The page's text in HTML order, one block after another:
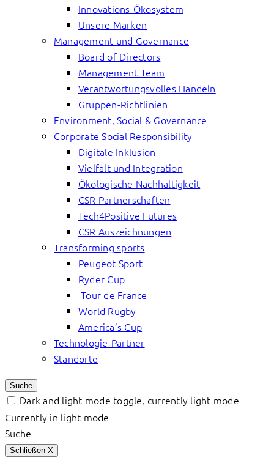
Innovations-Ökosystem
Unsere Marken
Management und Governance
Board of Directors
Management Team
Verantwortungsvolles Handeln
Gruppen-Richtlinien
Environment, Social & Governance
Corporate Social Responsibility
Digitale Inklusion
Vielfalt und Integration
Ökologische Nachhaltigkeit
CSR Partnerschaften
Tech4Positive Futures
CSR Auszeichnungen
Transforming sports
Peugeot Sport
Ryder Cup
Tour de France
World Rugby
America’s Cup
Technologie-Partner
Standorte
Suche
Dark and light mode toggle, currently light mode
Currently in light mode
Suche
Schließen X